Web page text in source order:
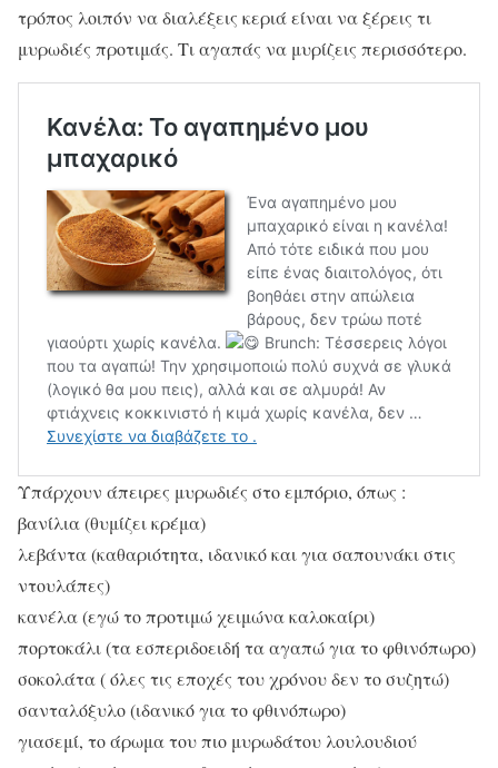
τρόπος λοιπόν να διαλέξεις κεριά είναι να ξέρεις τι
μυρωδιές προτιμάς. Τι αγαπάς να μυρίζεις περισσότερο.
Υπάρχουν άπειρες μυρωδιές στο εμπόριο, όπως :
βανίλια (θυμίζει κρέμα)
λεβάντα (καθαριότητα, ιδανικό και για σαπουνάκι στις
ντουλάπες)
κανέλα (εγώ το προτιμώ χειμώνα καλοκαίρι)
πορτοκάλι (τα εσπεριδοειδή τα αγαπώ για το φθινόπωρο)
σοκολάτα ( όλες τις εποχές του χρόνου δεν το συζητώ)
σανταλόξυλο (ιδανικό για το φθινόπωρο)
γιασεμί, το άρωμα του πιο μυρωδάτου λουλουδιού